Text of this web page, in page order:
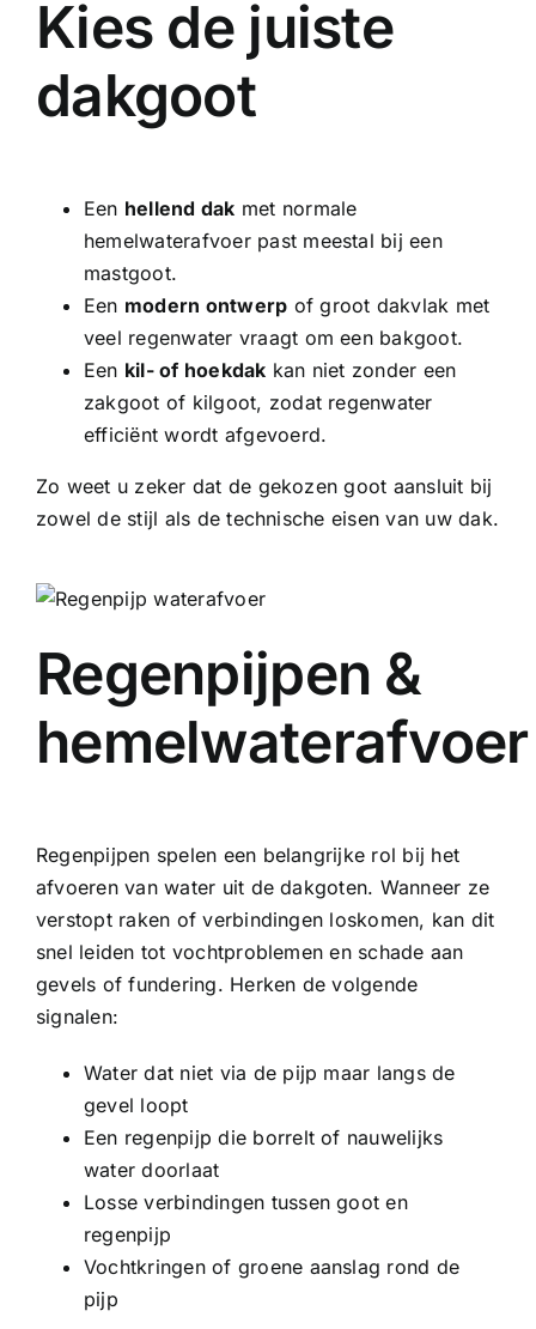
Kies de juiste
dakgoot
Een hellend dak met normale
hemelwaterafvoer past meestal bij een
mastgoot.
Een modern ontwerp of groot dakvlak met
veel regenwater vraagt om een bakgoot.
Een kil- of hoekdak kan niet zonder een
zakgoot of kilgoot, zodat regenwater
efficiënt wordt afgevoerd.
Zo weet u zeker dat de gekozen goot aansluit bij
zowel de stijl als de technische eisen van uw dak.
Regenpijpen &
hemelwaterafvoer
Regenpijpen spelen een belangrijke rol bij het
afvoeren van water uit de dakgoten. Wanneer ze
verstopt raken of verbindingen loskomen, kan dit
snel leiden tot vochtproblemen en schade aan
gevels of fundering. Herken de volgende
signalen:
Water dat niet via de pijp maar langs de
gevel loopt
Een regenpijp die borrelt of nauwelijks
water doorlaat
Losse verbindingen tussen goot en
regenpijp
Vochtkringen of groene aanslag rond de
pijp